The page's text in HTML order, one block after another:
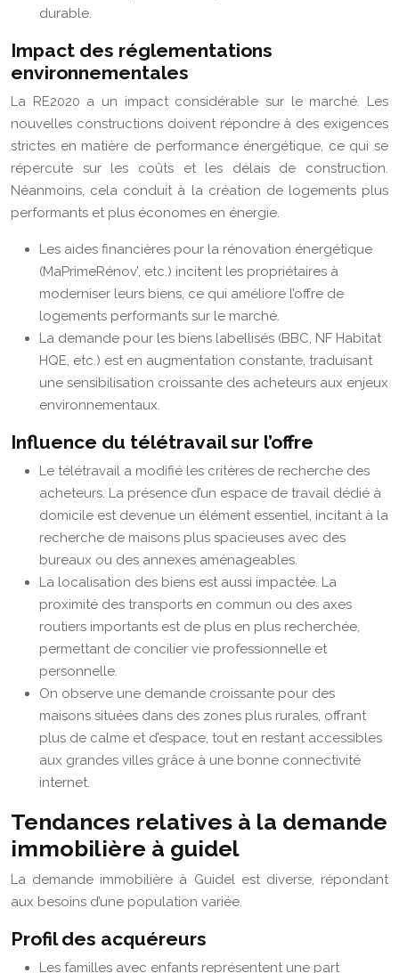
durable.
Impact des réglementations
environnementales
La RE2020 a un impact considérable sur le marché. Les
nouvelles constructions doivent répondre à des exigences
strictes en matière de performance énergétique, ce qui se
répercute sur les coûts et les délais de construction.
Néanmoins, cela conduit à la création de logements plus
performants et plus économes en énergie.
Les aides financières pour la rénovation énergétique
(MaPrimeRénov’, etc.) incitent les propriétaires à
moderniser leurs biens, ce qui améliore l’offre de
logements performants sur le marché.
La demande pour les biens labellisés (BBC, NF Habitat
HQE, etc.) est en augmentation constante, traduisant
une sensibilisation croissante des acheteurs aux enjeux
environnementaux.
Influence du télétravail sur l’offre
Le télétravail a modifié les critères de recherche des
acheteurs. La présence d’un espace de travail dédié à
domicile est devenue un élément essentiel, incitant à la
recherche de maisons plus spacieuses avec des
bureaux ou des annexes aménageables.
La localisation des biens est aussi impactée. La
proximité des transports en commun ou des axes
routiers importants est de plus en plus recherchée,
permettant de concilier vie professionnelle et
personnelle.
On observe une demande croissante pour des
maisons situées dans des zones plus rurales, offrant
plus de calme et d’espace, tout en restant accessibles
aux grandes villes grâce à une bonne connectivité
internet.
Tendances relatives à la demande
immobilière à guidel
La demande immobilière à Guidel est diverse, répondant
aux besoins d’une population variée.
Profil des acquéreurs
Les familles avec enfants représentent une part